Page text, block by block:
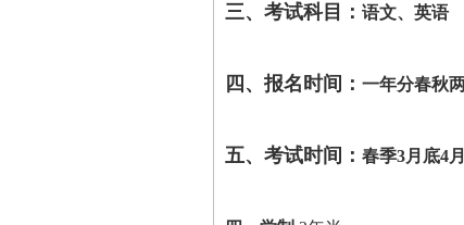
三、考试科目： 语文、英语
四、报名时间： 一年分春秋
五、考试时间： 春季3月底4